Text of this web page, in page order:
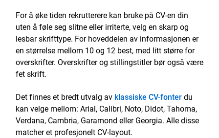
For å øke tiden rekrutterere kan bruke på CV-en din
uten å føle seg slitne eller irriterte, velg en skarp og
lesbar skrifttype. For hoveddelen av informasjonen er
en størrelse mellom 10 og 12 best, med litt større for
overskrifter. Overskrifter og stillingstitler bør også være
fet skrift.
Det finnes et bredt utvalg av klassiske CV-fonterdu
kan velge mellom: Arial, Calibri, Noto, Didot, Tahoma,
Verdana, Cambria, Garamond eller Georgia. Alle disse
matcher et profesjonelt CV-layout.